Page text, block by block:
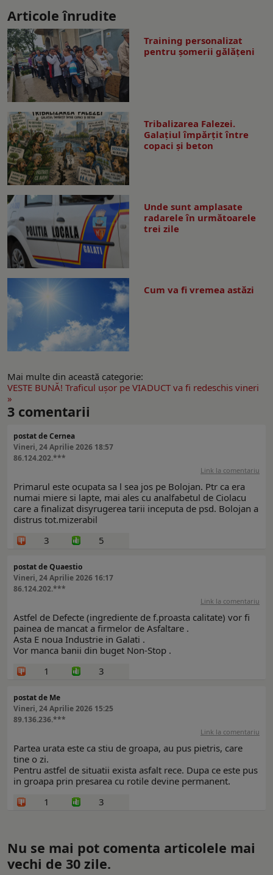
Articole înrudite
Training personalizat
pentru șomerii gălățeni
Tribalizarea Falezei.
Galațiul împărțit între
copaci și beton
Unde sunt amplasate
radarele în următoarele
trei zile
Cum va fi vremea astăzi
Mai multe din această categorie:
VESTE BUNĂ! Traficul uşor pe VIADUCT va fi redeschis vineri
»
3 comentarii
postat de Cernea
Vineri, 24 Aprilie 2026 18:57
86.124.202.***
Link la comentariu
Primarul este ocupata sa l sea jos pe Bolojan. Ptr ca era
numai miere si lapte, mai ales cu analfabetul de Ciolacu
care a finalizat disyrugerea tarii inceputa de psd. Bolojan a
distrus tot.mizerabil
3
5
postat de Quaestio
Vineri, 24 Aprilie 2026 16:17
86.124.202.***
Link la comentariu
Astfel de Defecte (ingrediente de f.proasta calitate) vor fi
painea de mancat a firmelor de Asfaltare .
Asta E noua Industrie in Galati .
Vor manca banii din buget Non-Stop .
1
3
postat de Me
Vineri, 24 Aprilie 2026 15:25
89.136.236.***
Link la comentariu
Partea urata este ca stiu de groapa, au pus pietris, care
tine o zi.
Pentru astfel de situatii exista asfalt rece. Dupa ce este pus
in groapa prin presarea cu rotile devine permanent.
1
3
Nu se mai pot comenta articolele mai
vechi de 30 zile.